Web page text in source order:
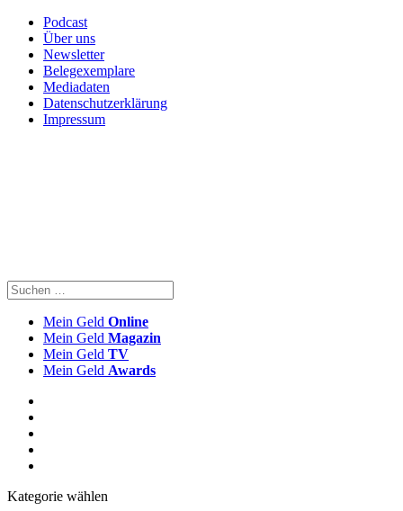
Podcast
Über uns
Newsletter
Belegexemplare
Mediadaten
Datenschutzerklärung
Impressum
Mein Geld Online
Mein Geld Magazin
Mein Geld TV
Mein Geld Awards
Kategorie wählen